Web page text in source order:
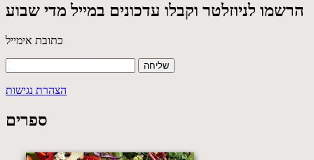
הרשמו לניוזלטר וקבלו עדכונים במייל מדי שבוע
כתובת אימייל
הצהרת נגישות
ספרים